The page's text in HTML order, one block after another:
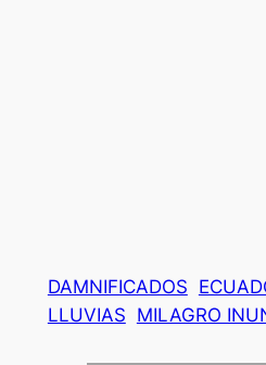
DAMNIFICADOS
LLUVIAS MILAGRO